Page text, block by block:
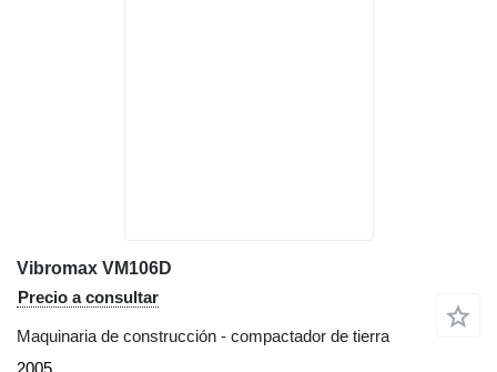
Vibromax VM106D
Precio a consultar
Maquinaria de construcción - compactador de tierra
2005